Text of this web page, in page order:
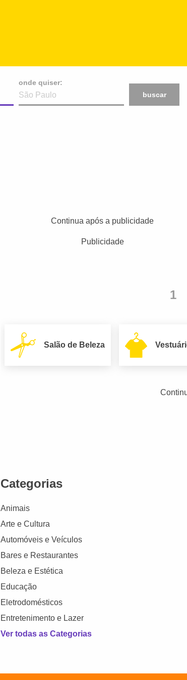
onde quiser:
buscar
Continua após a publicidade
Publicidade
1
Salão de Beleza
Categorias
Animais
Arte e Cultura
Automóveis e Veículos
Bares e Restaurantes
Beleza e Estética
Educação
Eletrodomésticos
Entretenimento e Lazer
Ver todas as Categorias